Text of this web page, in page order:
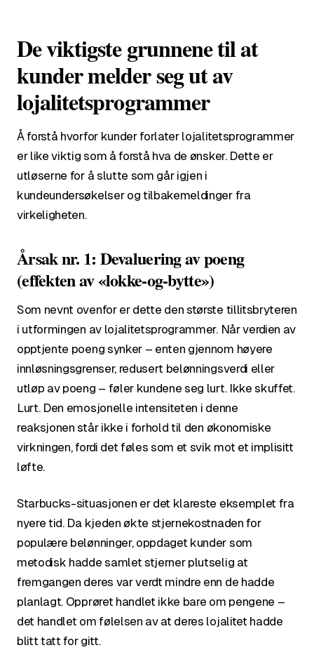
De viktigste grunnene til at
kunder melder seg ut av
lojalitetsprogrammer
Å forstå hvorfor kunder forlater lojalitetsprogrammer
er like viktig som å forstå hva de ønsker. Dette er
utløserne for å slutte som går igjen i
kundeundersøkelser og tilbakemeldinger fra
virkeligheten.
Årsak nr. 1: Devaluering av poeng
(effekten av «lokke-og-bytte»)
Som nevnt ovenfor er dette den største tillitsbryteren
i utformingen av lojalitetsprogrammer. Når verdien av
opptjente poeng synker – enten gjennom høyere
innløsningsgrenser, redusert belønningsverdi eller
utløp av poeng – føler kundene seg lurt. Ikke skuffet.
Lurt. Den emosjonelle intensiteten i denne
reaksjonen står ikke i forhold til den økonomiske
virkningen, fordi det føles som et svik mot et implisitt
løfte.
Starbucks-situasjonen er det klareste eksemplet fra
nyere tid. Da kjeden økte stjernekostnaden for
populære belønninger, oppdaget kunder som
metodisk hadde samlet stjerner plutselig at
fremgangen deres var verdt mindre enn de hadde
planlagt. Opprøret handlet ikke bare om pengene –
det handlet om følelsen av at deres lojalitet hadde
blitt tatt for gitt.